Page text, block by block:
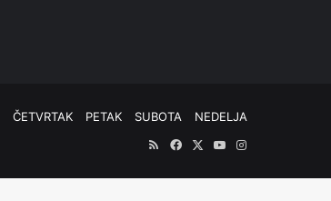
ČETVRTAK PETAK SUBOTA
NEDELJA
RSSFacebook
X YouTubeInstagram